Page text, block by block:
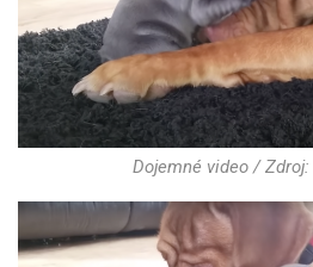
Dojemné video / Zdroj: